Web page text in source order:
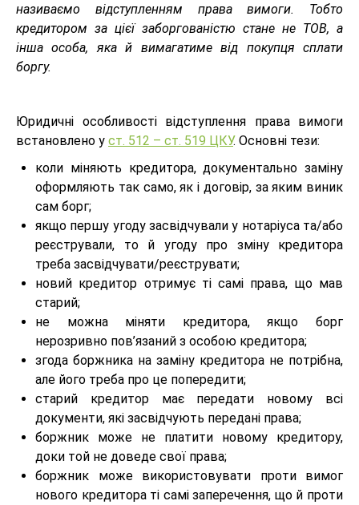
називаємо відступленням права вимоги. Тобто
кредитором за цієї заборгованістю стане не ТОВ, а
інша особа, яка й вимагатиме від покупця сплати
боргу.
Юридичні особливості відступлення права вимоги
встановлено у ст. 512 – ст. 519 ЦКУ. Основні тези:
коли міняють кредитора, документально заміну
оформляють так само, як і договір, за яким виник
сам борг;
якщо першу угоду засвідчували у нотаріуса та/або
реєстрували, то й угоду про зміну кредитора
треба засвідчувати/реєструвати;
новий кредитор отримує ті самі права, що мав
старий;
не можна міняти кредитора, якщо борг
нерозривно пов’язаний з особою кредитора;
згода боржника на заміну кредитора не потрібна,
але його треба про це попередити;
старий кредитор має передати новому всі
документи, які засвідчують передані права;
боржник може не платити новому кредитору,
доки той не доведе свої права;
боржник може використовувати проти вимог
нового кредитора ті самі заперечення, що й проти